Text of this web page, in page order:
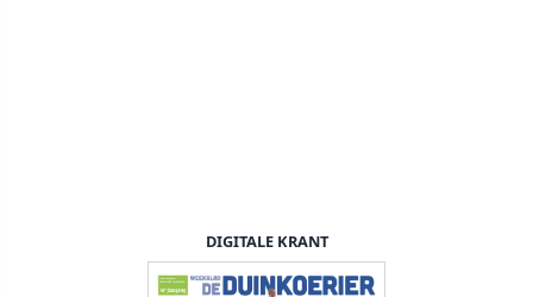
DIGITALE KRANT